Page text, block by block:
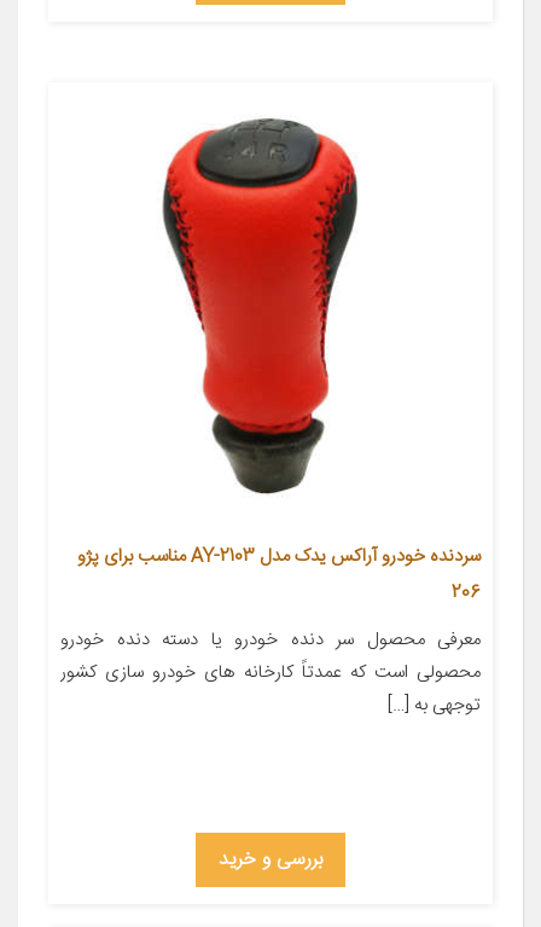
سردنده خودرو آراکس یدک مدل AY-2103 مناسب برای پژو
206
معرفی محصول سر دنده خودرو یا دسته دنده خودرو
محصولی است که عمدتاً کارخانه های خودرو سازی کشور
توجهی به […]
بررسی و خرید